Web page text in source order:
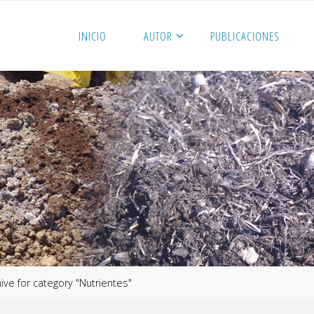
INICIO AUTOR PUBLICACIONES
for category "Nutrientes"